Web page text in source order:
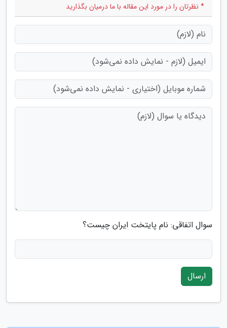
* نظرتان را در مورد این مقاله با ما درمیان بگذارید
سوال اتفاقی: نام پایتخت ایران چیست؟
ارسال